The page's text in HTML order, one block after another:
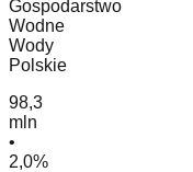
Gospodarstwo
Wodne
Wody
Polskie
98,3
mln
•
2,0%